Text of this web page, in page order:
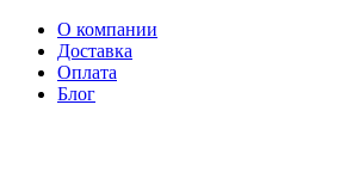
О компании
Доставка
Оплата
Блог